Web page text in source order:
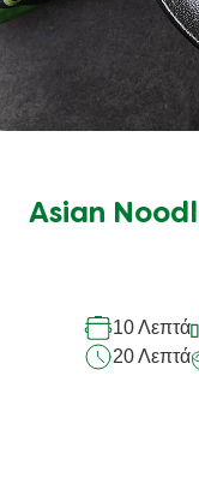
Asian
10 Λεπτά
20 Λεπτά